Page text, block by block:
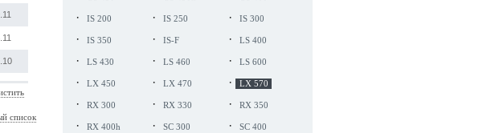
список
· IS 200 · IS 250 · IS 300
· IS 350 · IS-F · LS 400
· LS 430 · LS 460 · LS 600
· LX 450 · LX 470 · LX 570
· RX 300 · RX 330 · RX 350
· RX 400h · SC 300 · SC 400